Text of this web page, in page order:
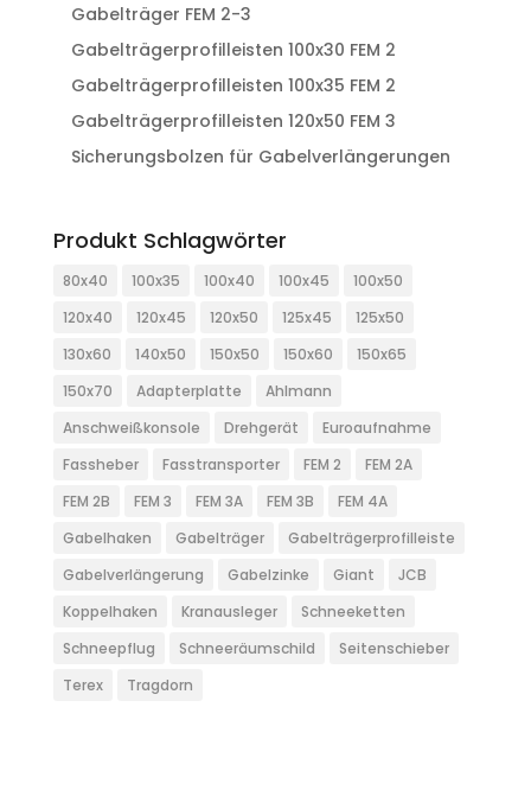
Gabelträger FEM 2-3
Gabelträgerprofilleisten 100x30 FEM 2
Gabelträgerprofilleisten 100x35 FEM 2
Gabelträgerprofilleisten 120x50 FEM 3
Sicherungsbolzen für Gabelverlängerungen
Produkt Schlagwörter
80x40 100x35 100x40 100x45
100x50
120x40
120x45 120x50 125x45
125x50
130x60
140x50 150x50 150x60
150x65
150x70
Adapterplatte
Ahlmann
Anschweißkonsole
Drehgerät
Euroaufnahme
Fassheber
Fasstransporter FEM 2
FEM 2A
FEM 2B
FEM 3 FEM 3A FEM 3B
FEM 4A
Gabelhaken
Gabelträger
Gabelträgerprofilleiste
Gabelverlängerung
Gabelzinke Giant
JCB
Koppelhaken
Kranausleger
Schneeketten
Schneepflug
Schneeräumschild
Seitenschieber
Terex
Tragdorn